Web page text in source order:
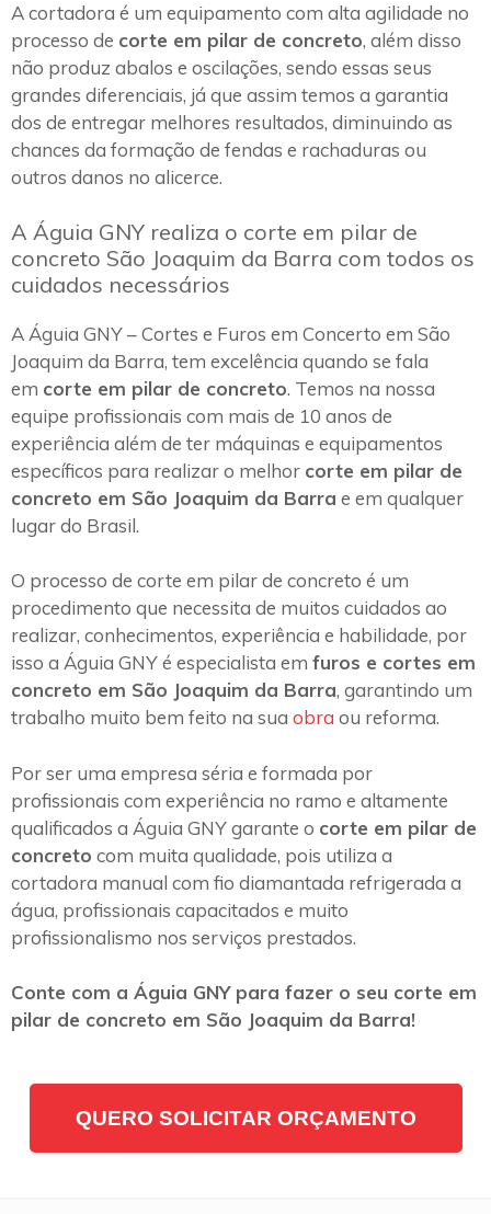
A cortadora é um equipamento com alta agilidade no
processo de corte em pilar de concreto, além disso
não produz abalos e oscilações, sendo essas seus
grandes diferenciais, já que assim temos a garantia
dos de entregar melhores resultados, diminuindo as
chances da formação de fendas e rachaduras ou
outros danos no alicerce.
A Águia GNY realiza o corte em pilar de
concreto São Joaquim da Barra com todos os
cuidados necessários
A Águia GNY – Cortes e Furos em Concerto em São
Joaquim da Barra, tem excelência quando se fala
em corte em pilar de concreto. Temos na nossa
equipe profissionais com mais de 10 anos de
experiência além de ter máquinas e equipamentos
específicos para realizar o melhor corte em pilar de
concreto em São Joaquim da Barra e em qualquer
lugar do Brasil.
O processo de corte em pilar de concreto é um
procedimento que necessita de muitos cuidados ao
realizar, conhecimentos, experiência e habilidade, por
isso a Águia GNY é especialista em furos e cortes em
concreto em São Joaquim da Barra, garantindo um
trabalho muito bem feito na sua obra ou reforma.
Por ser uma empresa séria e formada por
profissionais com experiência no ramo e altamente
qualificados a Águia GNY garante o corte em pilar de
concreto com muita qualidade, pois utiliza a
cortadora manual com fio diamantada refrigerada a
água, profissionais capacitados e muito
profissionalismo nos serviços prestados.
Conte com a Águia GNY para fazer o seu corte em
pilar de concreto em São Joaquim da Barra!
QUERO SOLICITAR ORÇAMENTO